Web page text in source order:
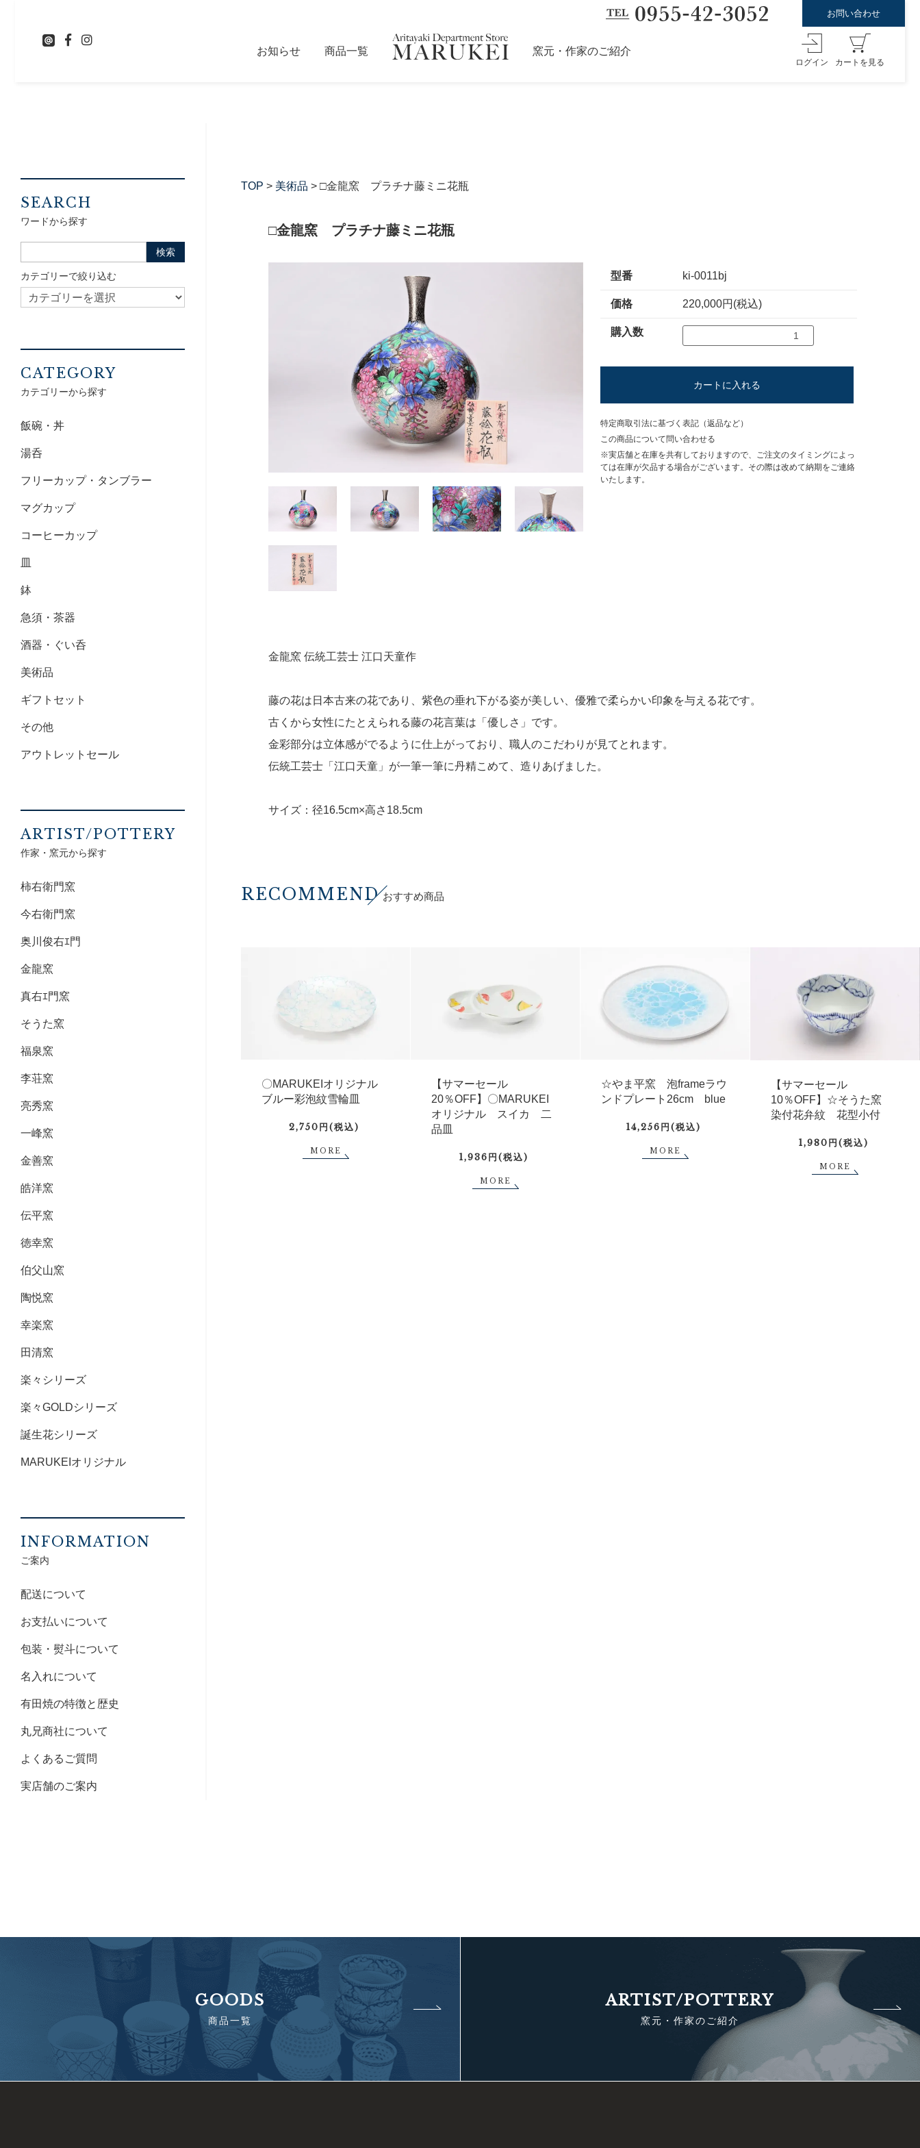
お問い合わせ
お知らせ 商品一覧 窯元・作家のご紹介
ログイン カートを見る
TOP > 美術品 > □金龍窯 プラチナ藤ミニ花瓶
□金龍窯 プラチナ藤ミニ花瓶
型番 ki-0011bj
価格 220,000円(税込)
購入数
カートに入れる
特定商取引法に基づく表記（返品など）
この商品について問い合わせる
※実店舗と在庫を共有しておりますので、ご注文のタイミングによっ
ては在庫が欠品する場合がございます。その際は改めて納期をご連絡
いたします。
金龍窯 伝統工芸士 江口天童作
藤の花は日本古来の花であり、紫色の垂れ下がる姿が美しい、優雅で柔らかい印象を与える花です。
古くから女性にたとえられる藤の花言葉は「優しさ」です。
金彩部分は立体感がでるように仕上がっており、職人のこだわりが見てとれます。
伝統工芸士「江口天童」が一筆一筆に丹精こめて、造りあげました。
サイズ：径16.5cm×高さ18.5cm
RECOMMEND おすすめ商品
〇MARUKEIオリジナル
ブルー彩泡紋雪輪皿
2,750円(税込)
MORE
【サマーセール
20％OFF】〇MARUKEI
オリジナル スイカ 二
品皿
1,936円(税込)
MORE
☆やま平窯 泡frameラウ
ンドプレート26cm blue
14,256円(税込)
MORE
【サマーセール
10％OFF】☆そうた窯
染付花弁紋 花型小付
1,980円(税込)
MORE
SEARCH
ワードから探す
カテゴリーで絞り込む
CATEGORY
カテゴリーから探す
飯碗・丼
湯呑
フリーカップ・タンブラー
マグカップ
コーヒーカップ
皿
鉢
急須・茶器
酒器・ぐい呑
美術品
ギフトセット
その他
アウトレットセール
ARTIST/POTTERY
作家・窯元から探す
柿右衛門窯
今右衛門窯
奥川俊右ｴ門
金龍窯
真右ｴ門窯
そうた窯
福泉窯
李荘窯
亮秀窯
一峰窯
金善窯
皓洋窯
伝平窯
徳幸窯
伯父山窯
陶悦窯
幸楽窯
田清窯
楽々シリーズ
楽々GOLDシリーズ
誕生花シリーズ
MARUKEIオリジナル
INFORMATION
ご案内
配送について
お支払いについて
包装・熨斗について
名入れについて
有田焼の特徴と歴史
丸兄商社について
よくあるご質問
実店舗のご案内
GOODS
商品一覧
ARTIST/POTTERY
窯元・作家のご紹介